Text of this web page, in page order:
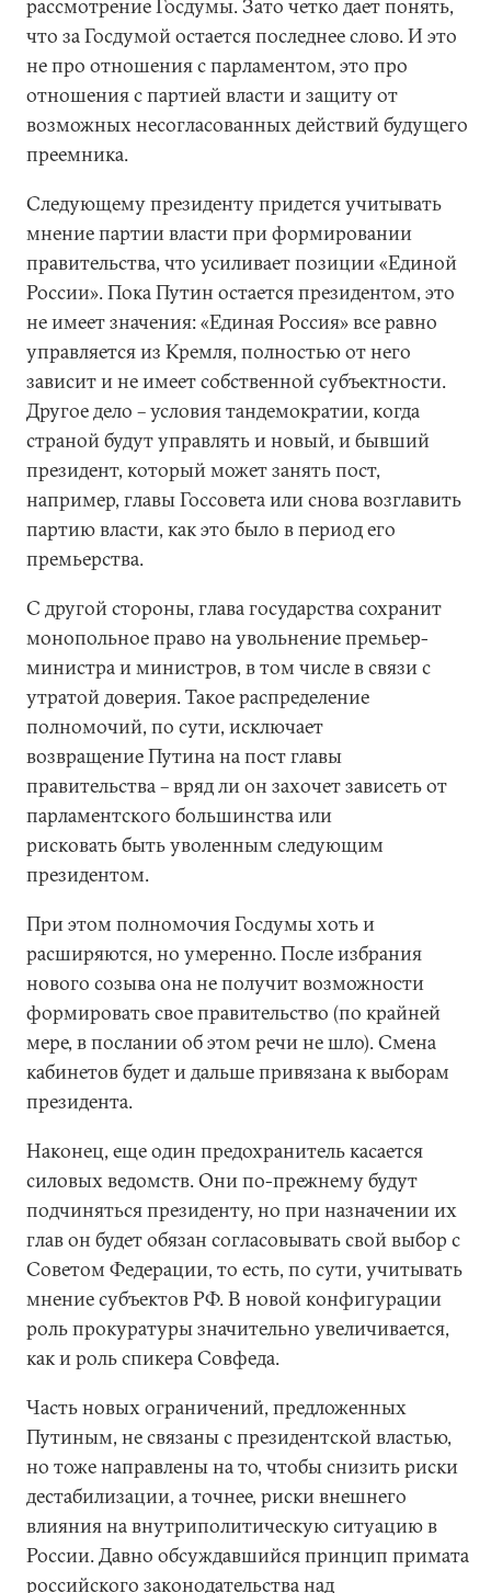
рассмотрение Госдумы. Зато четко дает понять,
что за Госдумой остается последнее слово. И это
не про отношения с парламентом, это про
отношения с партией власти и защиту от
возможных несогласованных действий будущего
преемника.
Следующему президенту придется учитывать
мнение партии власти при формировании
правительства, что усиливает позиции «Единой
России». Пока Путин остается президентом, это
не имеет значения: «Единая Россия» все равно
управляется из Кремля, полностью от него
зависит и не имеет собственной субъектности.
Другое дело – условия тандемократии, когда
страной будут управлять и новый, и бывший
президент, который может занять пост,
например, главы Госсовета или снова возглавить
партию власти, как это было в период его
премьерства.
С другой стороны, глава государства сохранит
монопольное право на увольнение премьер-
министра и министров, в том числе в связи с
утратой доверия. Такое распределение
полномочий, по сути, исключает
возвращение Путина на пост главы
правительства – вряд ли он захочет зависеть от
парламентского большинства или
рисковать быть уволенным следующим
президентом.
При этом полномочия Госдумы хоть и
расширяются, но умеренно. После избрания
нового созыва она не получит возможности
формировать свое правительство (по крайней
мере, в послании об этом речи не шло). Смена
кабинетов будет и дальше привязана к выборам
президента.
Наконец, еще один предохранитель касается
силовых ведомств. Они по-прежнему будут
подчиняться президенту, но при назначении их
глав он будет обязан согласовывать свой выбор с
Советом Федерации, то есть, по сути, учитывать
мнение субъектов РФ. В новой конфигурации
роль прокуратуры значительно увеличивается,
как и роль спикера Совфеда.
Часть новых ограничений, предложенных
Путиным, не связаны с президентской властью,
но тоже направлены на то, чтобы снизить риски
дестабилизации, а точнее, риски внешнего
влияния на внутриполитическую ситуацию в
России. Давно обсуждавшийся принцип примата
российского законодательства над